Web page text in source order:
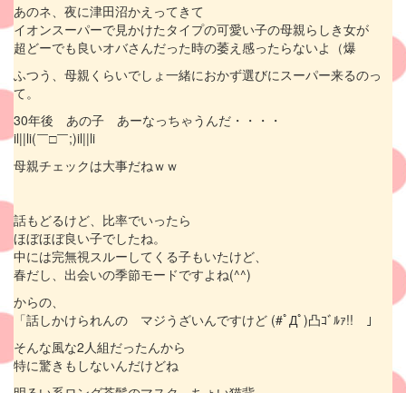
あのネ、夜に津田沼かえってきて
イオンスーパーで見かけたタイプの可愛い子の母親らしき女が
超どーでも良いオバさんだった時の萎え感ったらないよ（爆
ふつう、母親くらいでしょ一緒におかず選びにスーパー来るのっ
て。
30年後 あの子 あーなっちゃうんだ・・・・
il||li(￣□￣;)il||li
母親チェックは大事だねｗｗ
話もどるけど、比率でいったら
ほぼほぼ良い子でしたね。
中には完無視スルーしてくる子もいたけど、
春だし、出会いの季節モードですよね(^^)
からの、
「話しかけられんの マジうざいんですけど (#ﾟДﾟ)凸ｺﾞﾙｧ!! 」
そんな風な2人組だったんから
特に驚きもしないんだけどね